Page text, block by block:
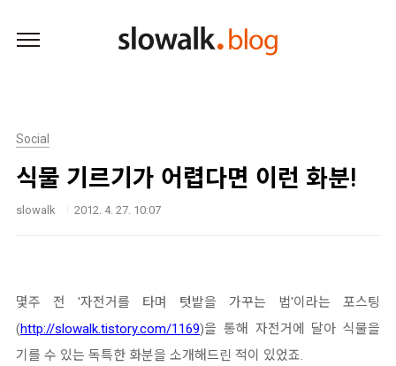
Social
식물 기르기가 어렵다면 이런 화분!
slowalk 2012. 4. 27. 10:07
몇주 전 '자전거를 타며 텃밭을 가꾸는 법'이라는 포스팅
(http://slowalk.tistory.com/1169)을 통해 자전거에 달아 식물을
기를 수 있는 독특한 화분을 소개해드린 적이 있었죠.